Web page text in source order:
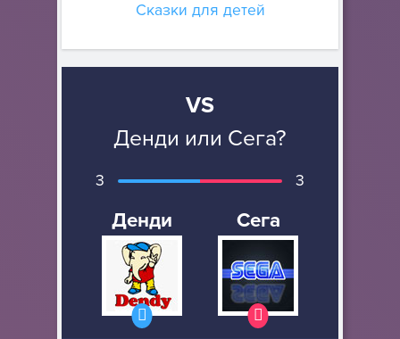
Сказки для детей
Денди
VS
Денди или Сега?
3 3
Сега